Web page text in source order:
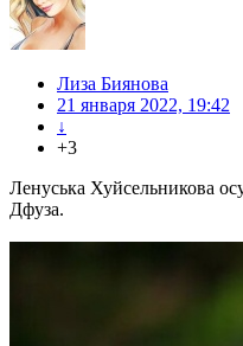
Лиза Биянова
21 января 2022, 19:42
↓
+3
Ленуська Хуйсельникова
Дфуза.